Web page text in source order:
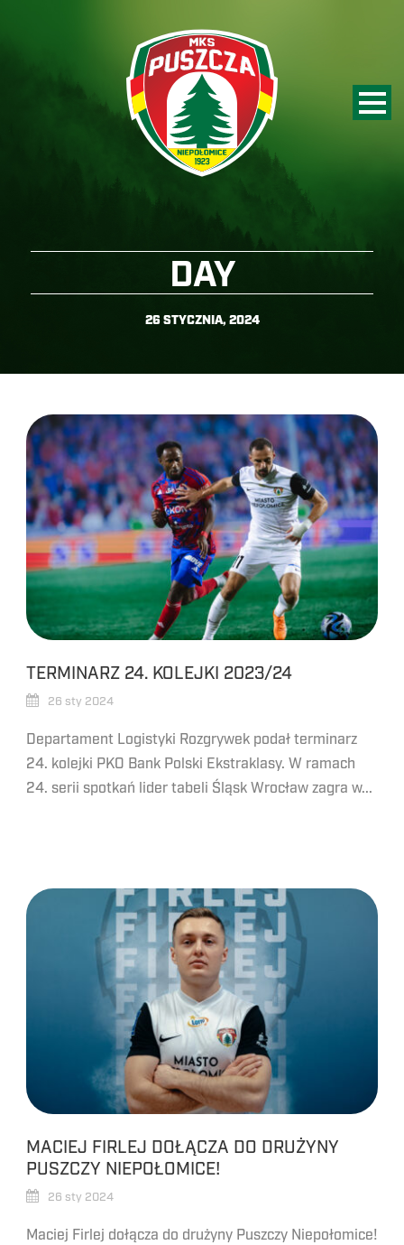
DAY
26 STYCZNIA, 2024
TERMINARZ 24. KOLEJKI 2023/24
26 sty 2024
Departament Logistyki Rozgrywek podał terminarz
24. kolejki PKO Bank Polski Ekstraklasy. W ramach
24. serii spotkań lider tabeli Śląsk Wrocław zagra w...
MACIEJ FIRLEJ DOŁĄCZA DO DRUŻYNY
PUSZCZY NIEPOŁOMICE!
26 sty 2024
Maciej Firlej dołącza do drużyny Puszczy Niepołomice!